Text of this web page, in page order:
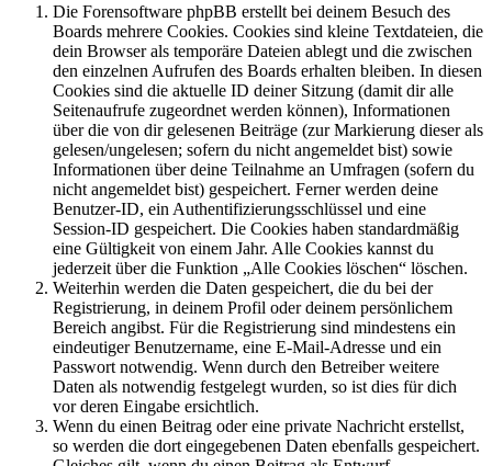
Die Forensoftware phpBB erstellt bei deinem Besuch des
Boards mehrere Cookies. Cookies sind kleine Textdateien, die
dein Browser als temporäre Dateien ablegt und die zwischen
den einzelnen Aufrufen des Boards erhalten bleiben. In diesen
Cookies sind die aktuelle ID deiner Sitzung (damit dir alle
Seitenaufrufe zugeordnet werden können), Informationen
über die von dir gelesenen Beiträge (zur Markierung dieser als
gelesen/ungelesen; sofern du nicht angemeldet bist) sowie
Informationen über deine Teilnahme an Umfragen (sofern du
nicht angemeldet bist) gespeichert. Ferner werden deine
Benutzer-ID, ein Authentifizierungsschlüssel und eine
Session-ID gespeichert. Die Cookies haben standardmäßig
eine Gültigkeit von einem Jahr. Alle Cookies kannst du
jederzeit über die Funktion „Alle Cookies löschen“ löschen.
Weiterhin werden die Daten gespeichert, die du bei der
Registrierung, in deinem Profil oder deinem persönlichem
Bereich angibst. Für die Registrierung sind mindestens ein
eindeutiger Benutzername, eine E-Mail-Adresse und ein
Passwort notwendig. Wenn durch den Betreiber weitere
Daten als notwendig festgelegt wurden, so ist dies für dich
vor deren Eingabe ersichtlich.
Wenn du einen Beitrag oder eine private Nachricht erstellst,
so werden die dort eingegebenen Daten ebenfalls gespeichert.